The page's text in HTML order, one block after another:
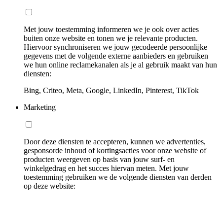
Met jouw toestemming informeren we je ook over acties
buiten onze website en tonen we je relevante producten.
Hiervoor synchroniseren we jouw gecodeerde persoonlijke
gegevens met de volgende externe aanbieders en gebruiken
we hun online reclamekanalen als je al gebruik maakt van hun
diensten:
Bing, Criteo, Meta, Google, LinkedIn, Pinterest, TikTok
Marketing
Door deze diensten te accepteren, kunnen we advertenties,
gesponsorde inhoud of kortingsacties voor onze website of
producten weergeven op basis van jouw surf- en
winkelgedrag en het succes hiervan meten. Met jouw
toestemming gebruiken we de volgende diensten van derden
op deze website: